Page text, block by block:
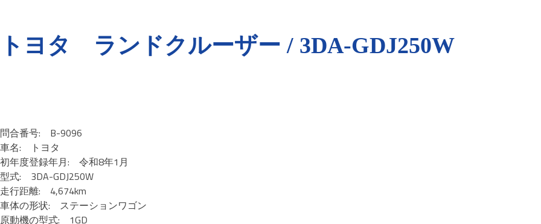
トヨタ ランドクルーザー / 3DA-GDJ250W
問合番号: B-9096
車名: トヨタ
初年度登録年月: 令和8年1月
型式: 3DA-GDJ250W
走行距離: 4,674km
車体の形状: ステーションワゴン
原動機の型式: 1GD